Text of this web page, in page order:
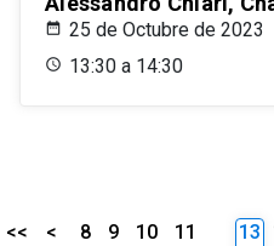
25 de Octubre de 2023
13:30 a 14:30
<< < 8 9 10
11
13